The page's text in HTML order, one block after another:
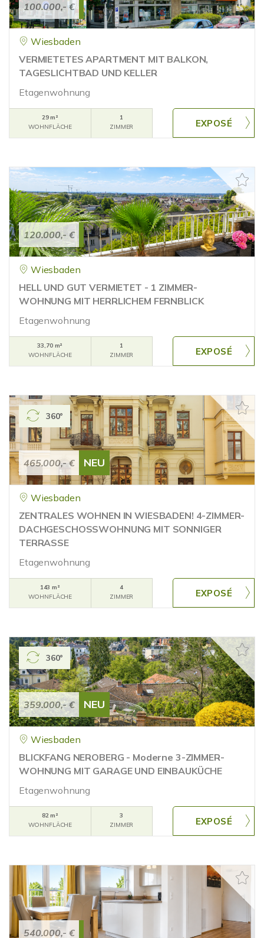
100.000,- €
Wiesbaden
VERMIETETES APARTMENT MIT BALKON,
TAGESLICHTBAD UND KELLER
Etagenwohnung
29 m²
WOHNFLÄCHE
1
ZIMMER
120.000,- €
Wiesbaden
HELL UND GUT VERMIETET - 1 ZIMMER-
WOHNUNG MIT HERRLICHEM FERNBLICK
Etagenwohnung
33,70 m²
WOHNFLÄCHE
1
ZIMMER
465.000,- € NEU
360°
Wiesbaden
ZENTRALES WOHNEN IN WIESBADEN! 4-ZIMMER-
DACHGESCHOSSWOHNUNG MIT SONNIGER
TERRASSE
Etagenwohnung
143 m²
WOHNFLÄCHE
4
ZIMMER
359.000,- € NEU
360°
Wiesbaden
BLICKFANG NEROBERG - Moderne 3-ZIMMER-
WOHNUNG MIT GARAGE UND EINBAUKÜCHE
Etagenwohnung
82 m²
WOHNFLÄCHE
3
ZIMMER
540.000,- €